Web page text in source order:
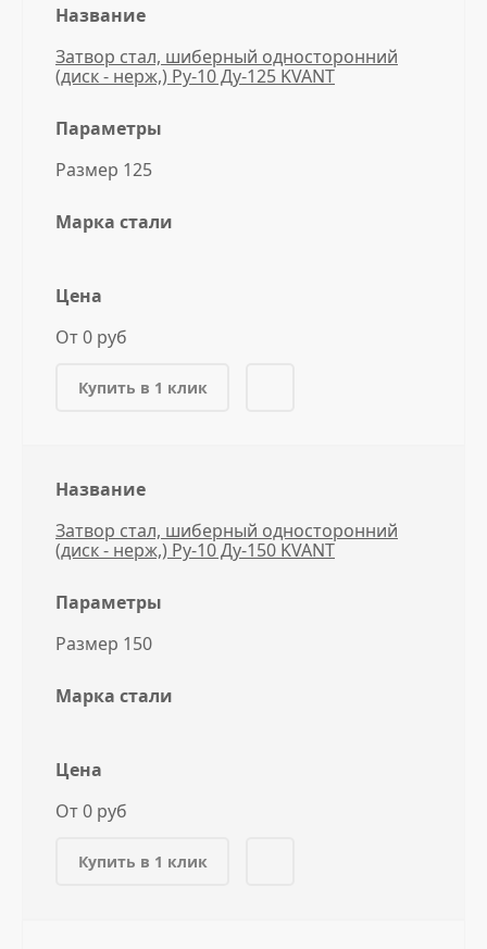
Название
Затвор стал, шиберный односторонний
(диск - нерж,) Ру-10 Ду-125 KVANT
Параметры
Размер 125
Марка стали
Цена
От 0 руб
Купить в 1 клик
Название
Затвор стал, шиберный односторонний
(диск - нерж,) Ру-10 Ду-150 KVANT
Параметры
Размер 150
Марка стали
Цена
От 0 руб
Купить в 1 клик